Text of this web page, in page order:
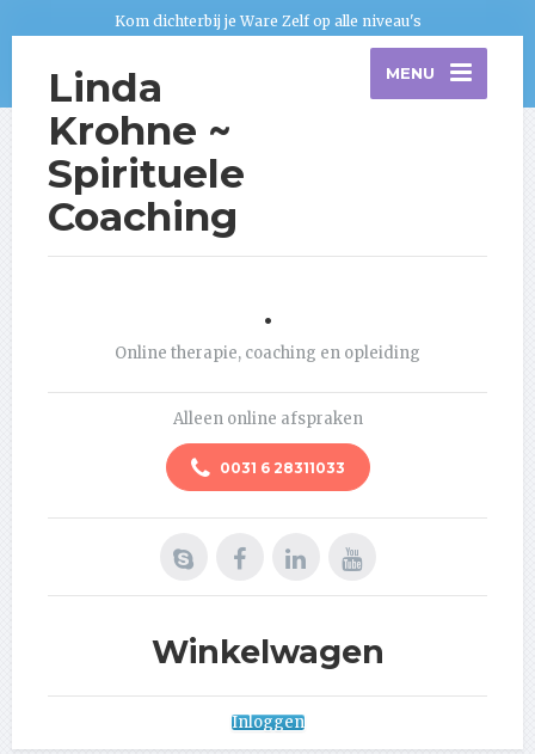
Kom dichterbij je Ware Zelf op alle niveau's
Linda
Krohne ~
Spirituele
Coaching
MENU
.
Online therapie, coaching en opleiding
Alleen online afspraken
0031 6 28311033
Winkelwagen
Inloggen